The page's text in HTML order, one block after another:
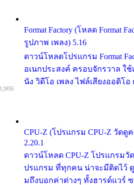
Format Factory (โหลด Format
รูปภาพ เพลง) 5.16
ดาวน์โหลดโปรแกรม Format
อเนกประสงค์ ครอบจักรวาล ใ
นัง วิดีโอ เพลง ไฟล์เสียงออดิโอ
CPU-Z (โปรแกรม CPU-Z วัดดู
2.20.1
ดาวน์โหลด CPU-Z โปรแกรมวั
ปรแกรม ที่ทุกคน น่าจะมีติดไว้ ดู
มถึงบอกค่าต่างๆ ทั้งฮารด์แวร์